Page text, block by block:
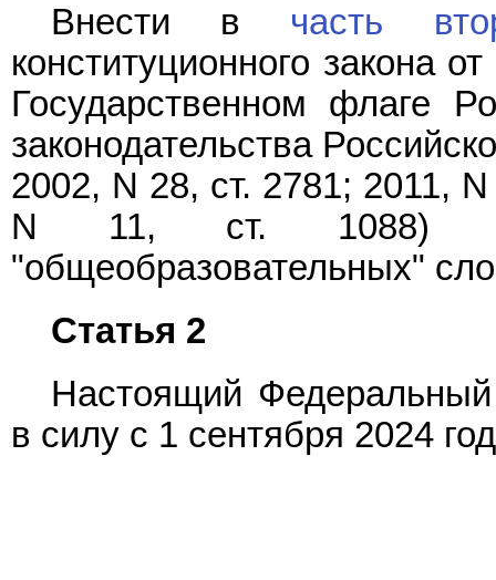
Внести в часть
конституционного закона
Государственном флаге
законодательства
2002, N 28, ст. 2781; 2011,
N 11, ст. 1088)
"общеобразовательных"
Статья 2
Настоящий Федеральный
в силу с 1 сентября 2024